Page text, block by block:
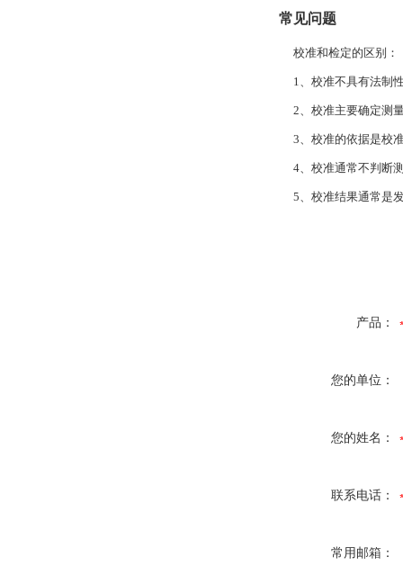
常见问题
校准和检定的区别：
1、校准不具有法制
2、校准主要确定测
3、校准的依据是校
4、校准通常不判断
5、校准结果通常是
产品：
您的单位：
您的姓名：
联系电话：
常用邮箱：